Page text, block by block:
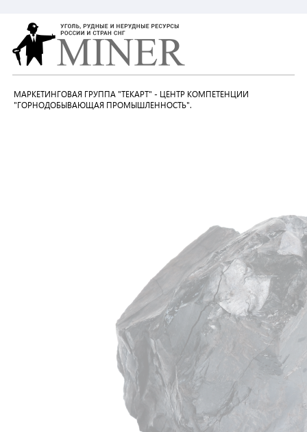
МАРКЕТИНГОВАЯ ГРУППА "ТЕКАРТ" - ЦЕНТР КОМПЕТЕНЦИИ
"ГОРНОДОБЫВАЮЩАЯ ПРОМЫШЛЕННОСТЬ".